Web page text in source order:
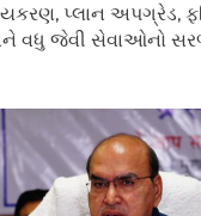
પ્લાન અપગ્રેડ,
વધુ જેવી સેવાઓનો